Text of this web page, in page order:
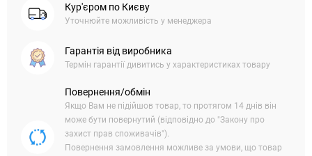
Кур'єром по Києву
Уточнюйте можливість у менеджера
Гарантія від виробника
Термін гарантії дивитись у характеристиках товару
Повернення/обмін
Якщо Вам не підійшов товар, то протягом 14 днів він
може бути повернутий (відповідно до "Закону про
захист прав споживачів").
Повернення замовлення можливе за умови, що товар